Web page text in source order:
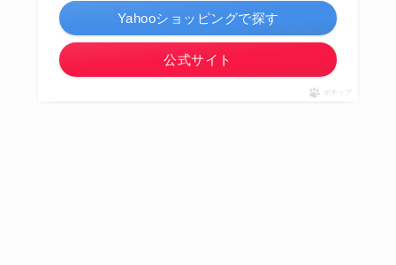
Yahooショッピングで探す
公式サイト
ポチップ